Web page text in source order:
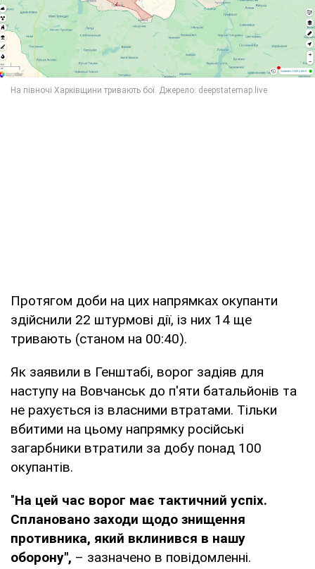
Протягом доби на цих напрямках окупанти
здійснили 22 штурмові дії, із них 14 ще
тривають (станом на 00:40).
Як заявили в Генштабі, ворог задіяв для
наступу на Вовчанськ до п'яти батальйонів та
не рахується із власними втратами. Тільки
вбитими на цьому напрямку російські
загарбники втратили за добу понад 100
окупантів.
"На цей час ворог має тактичний успіх.
Сплановано заходи щодо знищення
противника, який вклинився в нашу
оборону", – зазначено в повідомленні.